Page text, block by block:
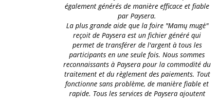
également générés de manière efficace et fiable
par Paysera.
La plus grande aide que la foire "Mamų mugė"
reçoit de Paysera est un fichier généré qui
permet de transférer de l'argent à tous les
participants en une seule fois. Nous sommes
reconnaissants à Paysera pour la commodité du
traitement et du règlement des paiements. Tout
fonctionne sans problème, de manière fiable et
rapide. Tous les services de Paysera ajoutent